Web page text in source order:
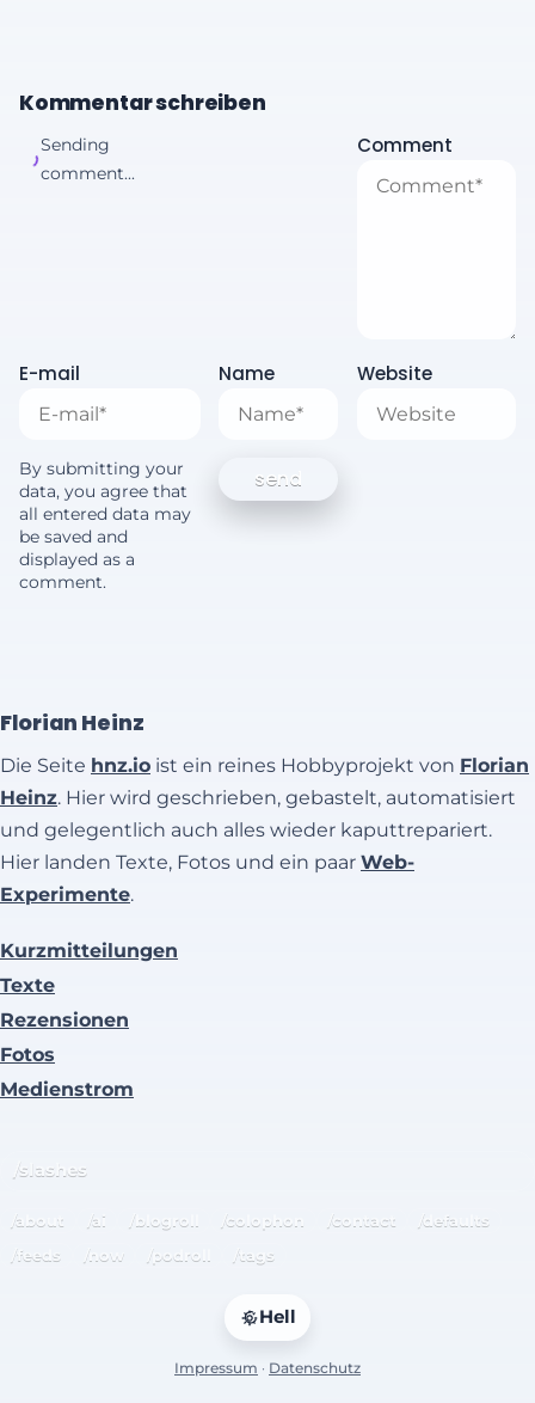
Kommentar schreiben
Sending
comment...
Comment
E-mail Name Website
By submitting your
data, you agree that
all entered data may
be saved and
displayed as a
comment.
Florian Heinz
Die Seite hnz.io ist ein reines Hobbyprojekt von Florian
Heinz. Hier wird geschrieben, gebastelt, automatisiert
und gelegentlich auch alles wieder kaputtrepariert.
Hier landen Texte, Fotos und ein paar Web-
Experimente.
Kurzmitteilungen
Texte
Rezensionen
Fotos
Medienstrom
/slashes
/about /ai /blogroll /colophon /contact
/defaults
/feeds
/now /podroll /tags
Hell
Impressum · Datenschutz